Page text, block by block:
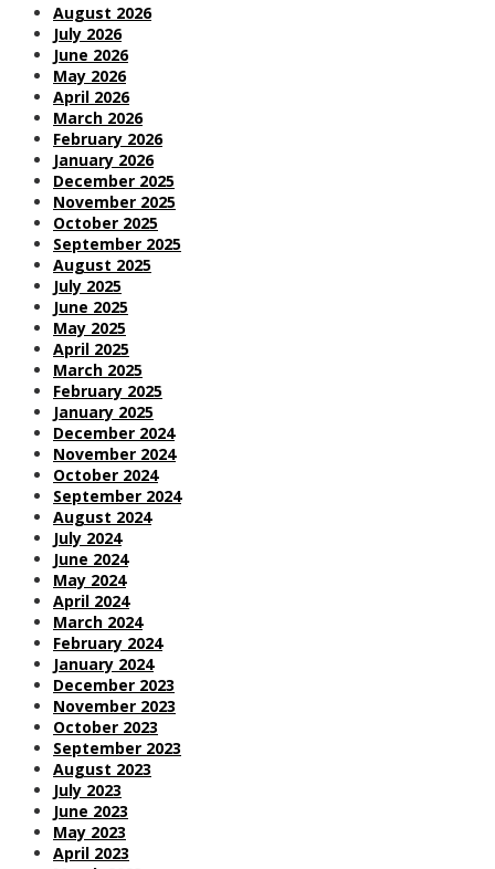
August 2026
July 2026
June 2026
May 2026
April 2026
March 2026
February 2026
January 2026
December 2025
November 2025
October 2025
September 2025
August 2025
July 2025
June 2025
May 2025
April 2025
March 2025
February 2025
January 2025
December 2024
November 2024
October 2024
September 2024
August 2024
July 2024
June 2024
May 2024
April 2024
March 2024
February 2024
January 2024
December 2023
November 2023
October 2023
September 2023
August 2023
July 2023
June 2023
May 2023
April 2023